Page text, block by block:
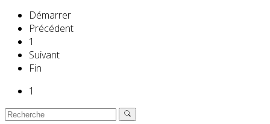
Démarrer
Précédent
1
Suivant
Fin
1